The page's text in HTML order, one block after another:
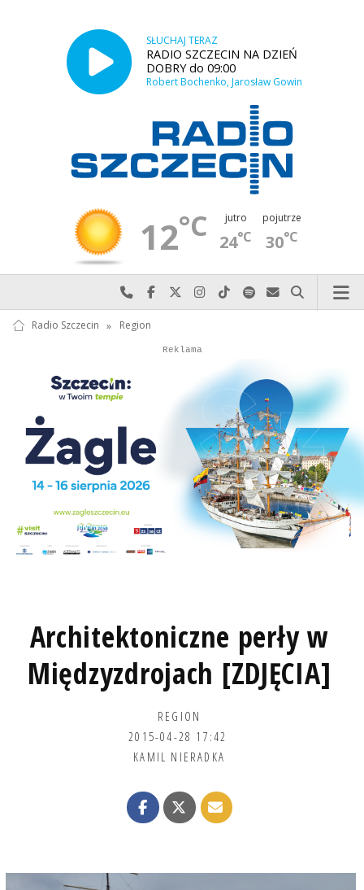
SŁUCHAJ TERAZ
RADIO SZCZECIN NA DZIEŃ
DOBRY do 09:00
Robert Bochenko, Jarosław Gowin
12°C jutro
24°C
pojutrze
30°C
Najlepiej po prostu do nas zadzwoń
Odwiedź nas na Facebook-u
Odwiedź nas na X
Odwiedź nas na Instagram-ie
Odwiedź nas na TikTok-u
Szukaj nas na Spotify
Wyślij do nas
Szukaj
Radio Szczecin » Region
Autopromocja
Reklama
Autopromocja
Architektoniczne perły w
Międzyzdrojach [ZDJĘCIA]
REGION
2015-04-28 17:42
KAMIL NIERADKA